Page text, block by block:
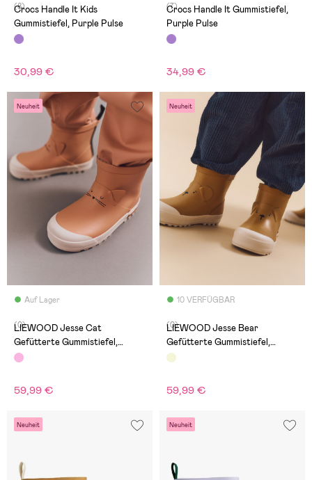
(8)
Crocs Handle It Kids
Gummistiefel, Purple Pulse
30,99 €
(7)
Crocs Handle It Gummistiefel,
Purple Pulse
34,99 €
Neuheit
Auf Lager
(0)
LIEWOOD Jesse Cat
Gefütterte Gummistiefel,
Tuscany Rose
59,99 €
Neuheit
10 VERFÜGBAR
(0)
LIEWOOD Jesse Bear
Gefütterte Gummistiefel,
Golden Caramel
59,99 €
Neuheit Neuheit